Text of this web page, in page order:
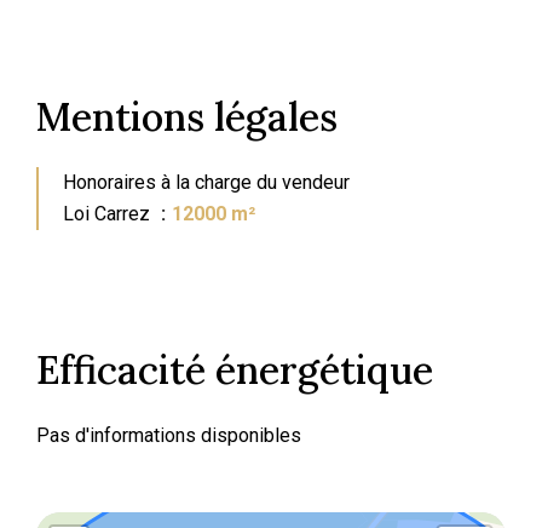
Mentions légales
Honoraires à la charge du vendeur
Loi Carrez
12000 m²
Efficacité énergétique
Pas d'informations disponibles